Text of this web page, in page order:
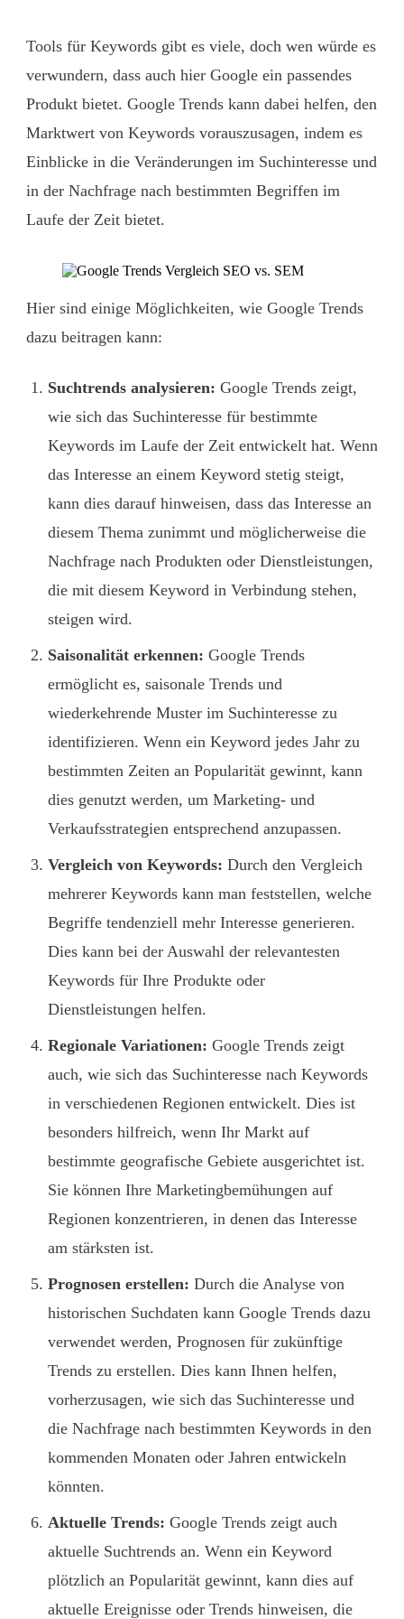
Tools für Keywords gibt es viele, doch wen würde es
verwundern, dass auch hier Google ein passendes
Produkt bietet. Google Trends kann dabei helfen, den
Marktwert von Keywords vorauszusagen, indem es
Einblicke in die Veränderungen im Suchinteresse und
in der Nachfrage nach bestimmten Begriffen im
Laufe der Zeit bietet.
Hier sind einige Möglichkeiten, wie Google Trends
dazu beitragen kann:
Suchtrends analysieren: Google Trends zeigt,
wie sich das Suchinteresse für bestimmte
Keywords im Laufe der Zeit entwickelt hat. Wenn
das Interesse an einem Keyword stetig steigt,
kann dies darauf hinweisen, dass das Interesse an
diesem Thema zunimmt und möglicherweise die
Nachfrage nach Produkten oder Dienstleistungen,
die mit diesem Keyword in Verbindung stehen,
steigen wird.
Saisonalität erkennen: Google Trends
ermöglicht es, saisonale Trends und
wiederkehrende Muster im Suchinteresse zu
identifizieren. Wenn ein Keyword jedes Jahr zu
bestimmten Zeiten an Popularität gewinnt, kann
dies genutzt werden, um Marketing- und
Verkaufsstrategien entsprechend anzupassen.
Vergleich von Keywords: Durch den Vergleich
mehrerer Keywords kann man feststellen, welche
Begriffe tendenziell mehr Interesse generieren.
Dies kann bei der Auswahl der relevantesten
Keywords für Ihre Produkte oder
Dienstleistungen helfen.
Regionale Variationen: Google Trends zeigt
auch, wie sich das Suchinteresse nach Keywords
in verschiedenen Regionen entwickelt. Dies ist
besonders hilfreich, wenn Ihr Markt auf
bestimmte geografische Gebiete ausgerichtet ist.
Sie können Ihre Marketingbemühungen auf
Regionen konzentrieren, in denen das Interesse
am stärksten ist.
Prognosen erstellen: Durch die Analyse von
historischen Suchdaten kann Google Trends dazu
verwendet werden, Prognosen für zukünftige
Trends zu erstellen. Dies kann Ihnen helfen,
vorherzusagen, wie sich das Suchinteresse und
die Nachfrage nach bestimmten Keywords in den
kommenden Monaten oder Jahren entwickeln
könnten.
Aktuelle Trends: Google Trends zeigt auch
aktuelle Suchtrends an. Wenn ein Keyword
plötzlich an Popularität gewinnt, kann dies auf
aktuelle Ereignisse oder Trends hinweisen, die